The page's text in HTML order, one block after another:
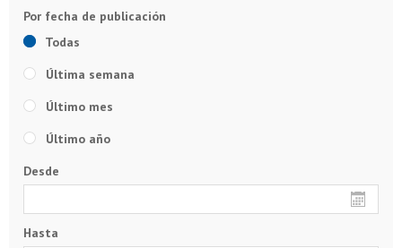
Todas
Última semana
Último mes
Último año
Desde
Hasta